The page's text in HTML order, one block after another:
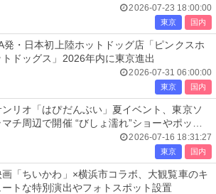
2026-07-23 18:00:00
東京 国内
発・日本初上陸ホットドッグ店「ピンクスホ
トドッグス」2026年内に東京進出
2026-07-31 06:00:00
東京 国内
ンリオ「はぴだんぶい」夏イベント、東京ソ
マチ周辺で開催 “びしょ濡れ”ショーやポップ
2026-07-16 18:31:27
東京 国内
画「ちいかわ」×横浜市コラボ、大観覧車のキ
ートな特別演出やフォトスポット設置